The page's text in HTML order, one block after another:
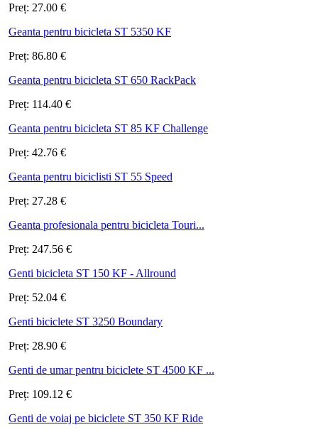
Preț: 27.00 €
Geanta pentru bicicleta ST 5350 KF
Preț: 86.80 €
Geanta pentru bicicleta ST 650 RackPack
Preț: 114.40 €
Geanta pentru bicicleta ST 85 KF Challenge
Preț: 42.76 €
Geanta pentru biciclisti ST 55 Speed
Preț: 27.28 €
Geanta profesionala pentru bicicleta Touri...
Preț: 247.56 €
Genti bicicleta ST 150 KF - Allround
Preț: 52.04 €
Genti biciclete ST 3250 Boundary
Preț: 28.90 €
Genti de umar pentru biciclete ST 4500 KF ...
Preț: 109.12 €
Genti de voiaj pe biciclete ST 350 KF Ride